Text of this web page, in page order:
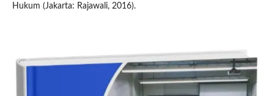
Hukum (Jakarta: Rajawali, 2016).